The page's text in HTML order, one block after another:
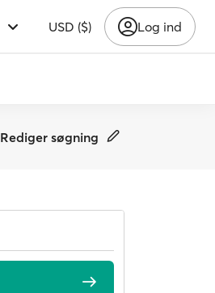
USD ($) Log ind
Rediger søgning